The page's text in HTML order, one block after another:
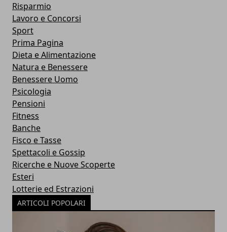
Risparmio
Lavoro e Concorsi
Sport
Prima Pagina
Dieta e Alimentazione
Natura e Benessere
Benessere Uomo
Psicologia
Pensioni
Fitness
Banche
Fisco e Tasse
Spettacoli e Gossip
Ricerche e Nuove Scoperte
Esteri
Lotterie ed Estrazioni
ARTICOLI POPOLARI